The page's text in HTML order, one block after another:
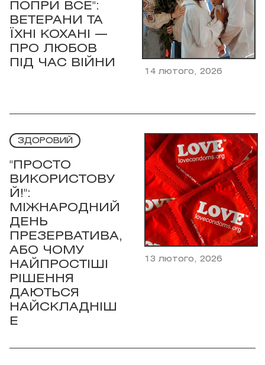
ПОПРИ ВСЕ":
ВЕТЕРАНИ ТА
ЇХНІ КОХАНІ —
ПРО ЛЮБОВ
ПІД ЧАС ВІЙНИ
14 лютого, 2026
ЗДОРОВИЙ
"ПРОСТО
ВИКОРИСТОВУ
Й!":
МІЖНАРОДНИЙ
ДЕНЬ
ПРЕЗЕРВАТИВА,
АБО ЧОМУ
НАЙПРОСТІШІ
РІШЕННЯ
ДАЮТЬСЯ
НАЙСКЛАДНІШ
Е
13 лютого, 2026